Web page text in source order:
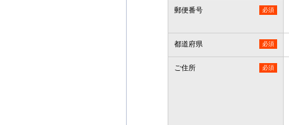
郵便番号 必須
都道府県 必須
ご住所 必須